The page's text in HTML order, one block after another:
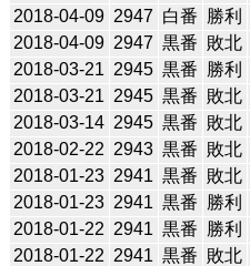
2018-04-09 2947 白番 勝利
2018-04-09 2947 黒番 敗北
2018-03-21 2945 黒番 勝利
2018-03-21 2945 黒番 敗北
2018-03-14 2945 黒番 敗北
2018-02-22 2943 黒番 敗北
2018-01-23 2941 黒番 敗北
2018-01-23 2941 黒番 勝利
2018-01-22 2941 黒番 勝利
2018-01-22 2941 黒番 敗北